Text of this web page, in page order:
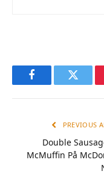
FacebookTwitter
PREVIOUS
Double
McMuffin På